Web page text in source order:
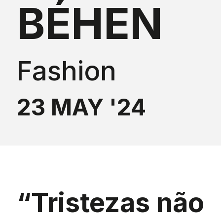
BÉHEN
Fashion
23 MAY '24
“Tristezas não